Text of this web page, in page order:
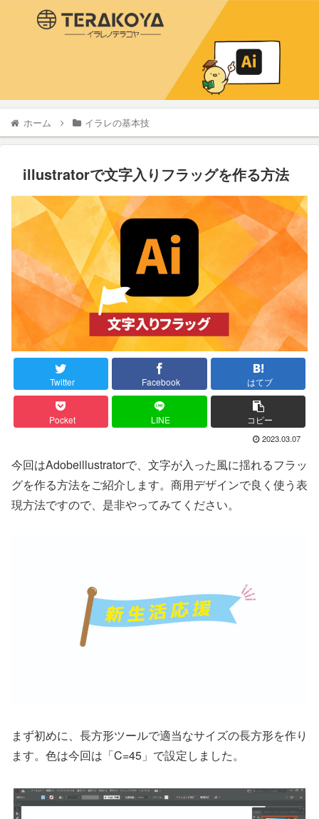
ホーム イラレの基本技
illustratorで文字入りフラッグを作る方法
Twitter Facebook はてブ
Pocket LINE コピー
2023.03.07
今回はAdobeillustratorで、文字が入った風に揺れるフラッ
グを作る方法をご紹介します。商用デザインで良く使う表
現方法ですので、是非やってみてください。
まず初めに、長方形ツールで適当なサイズの長方形を作り
ます。色は今回は「C=45」で設定しました。